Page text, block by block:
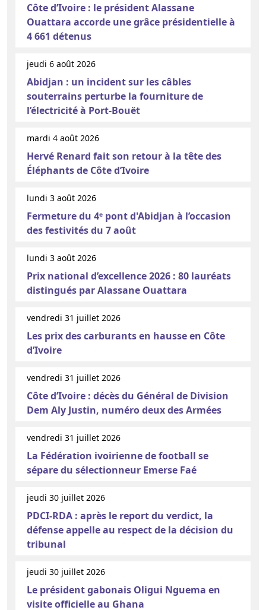
Côte d’Ivoire : le président Alassane
Ouattara accorde une grâce présidentielle à
4 661 détenus
jeudi 6 août 2026
Abidjan : un incident sur les câbles
souterrains perturbe la fourniture de
l’électricité à Port-Bouët
mardi 4 août 2026
Hervé Renard fait son retour à la tête des
Éléphants de Côte d’Ivoire
lundi 3 août 2026
Fermeture du 4ᵉ pont d'Abidjan à l’occasion
des festivités du 7 août
lundi 3 août 2026
Prix national d’excellence 2026 : 80 lauréats
distingués par Alassane Ouattara
vendredi 31 juillet 2026
Les prix des carburants en hausse en Côte
d’Ivoire
vendredi 31 juillet 2026
Côte d’Ivoire : décès du Général de Division
Dem Aly Justin, numéro deux des Armées
vendredi 31 juillet 2026
La Fédération ivoirienne de football se
sépare du sélectionneur Emerse Faé
jeudi 30 juillet 2026
PDCI-RDA : après le report du verdict, la
défense appelle au respect de la décision du
tribunal
jeudi 30 juillet 2026
Le président gabonais Oligui Nguema en
visite officielle au Ghana